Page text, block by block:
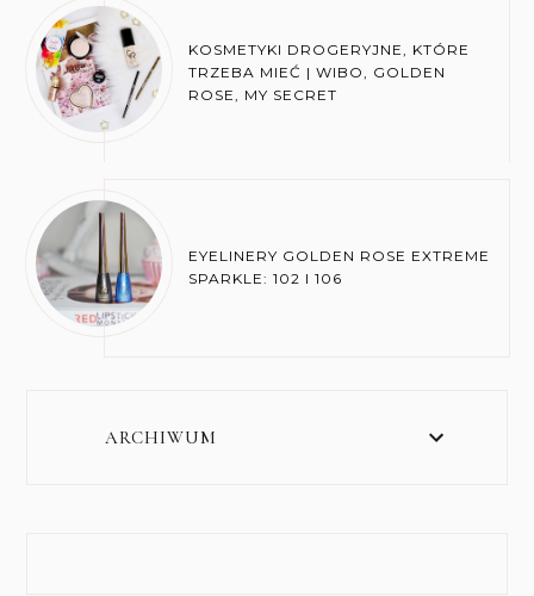
KOSMETYKI DROGERYJNE, KTÓRE
TRZEBA MIEĆ | WIBO, GOLDEN
ROSE, MY SECRET
EYELINERY GOLDEN ROSE EXTREME
SPARKLE: 102 I 106
ARCHIWUM